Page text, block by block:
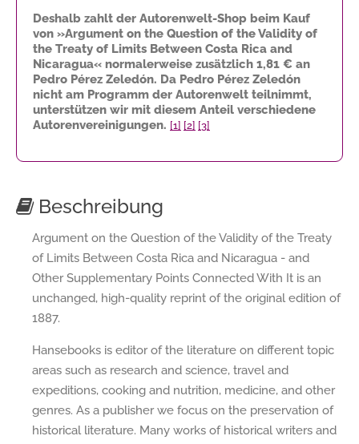
Deshalb zahlt der Autorenwelt-Shop beim Kauf
von »Argument on the Question of the Validity of
the Treaty of Limits Between Costa Rica and
Nicaragua« normalerweise zusätzlich 1,81 € an
Pedro Pérez Zeledón. Da Pedro Pérez Zeledón
nicht am Programm der Autorenwelt teilnimmt,
unterstützen wir mit diesem Anteil verschiedene
Autorenvereinigungen. [1] [2] [3]
Beschreibung
Argument on the Question of the Validity of the Treaty
of Limits Between Costa Rica and Nicaragua - and
Other Supplementary Points Connected With It is an
unchanged, high-quality reprint of the original edition of
1887.
Hansebooks is editor of the literature on different topic
areas such as research and science, travel and
expeditions, cooking and nutrition, medicine, and other
genres. As a publisher we focus on the preservation of
historical literature. Many works of historical writers and